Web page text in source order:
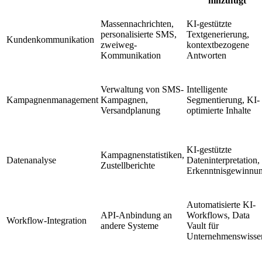
Kundenkommunikation
Massennachrichten,
personalisierte SMS,
zweiweg-
Kommunikation
KI-gestützte
Textgenerierung,
kontextbezogene
Antworten
Kampagnenmanagement
Verwaltung von SMS-
Kampagnen,
Versandplanung
Intelligente
Segmentierung, KI-
optimierte Inhalte
Datenanalyse
Kampagnenstatistiken,
Zustellberichte
KI-gestützte
Dateninterpretation,
Workflow-Integration
API-Anbindung an
andere Systeme
Automatisierte KI-
Workflows, Data
Vault für